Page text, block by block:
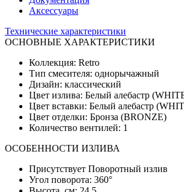
Аксессуары
Технические характеристики
ОСНОВНЫЕ ХАРАКТЕРИСТИКИ
Коллекция: Retro
Тип смесителя: однорычажный
Дизайн: классический
Цвет излива: Белый алебастр
Цвет вставки: Белый алебастр
Цвет отделки: Бронза (BRONZE)
Количество вентилей: 1
ОСОБЕННОСТИ ИЗЛИВА
Присутствует Поворотный излив
Угол поворота: 360°